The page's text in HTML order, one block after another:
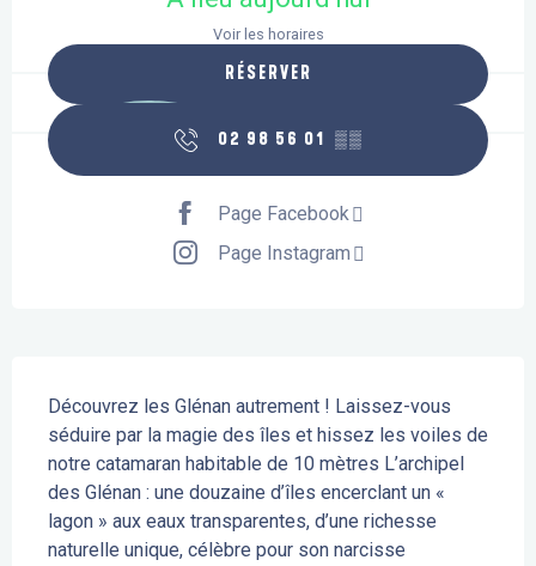
Voir les horaires
RÉSERVER
02 98 56 01 ▒▒
Page Facebook
Page Instagram
Découvrez les Glénan autrement ! Laissez-vous
séduire par la magie des îles et hissez les voiles de
notre catamaran habitable de 10 mètres L’archipel
des Glénan : une douzaine d’îles encerclant un «
lagon » aux eaux transparentes, d’une richesse
naturelle unique, célèbre pour son narcisse